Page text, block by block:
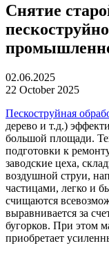
Снятие
02.06.2025
22 October 2025
Пескоструйная
дерево и т.д.)
большой площади.
подготовки к
заводские цеха,
воздушной струи,
частицами, легко и
счищаются
выравнивается за
бугорков. При этом
приобретает